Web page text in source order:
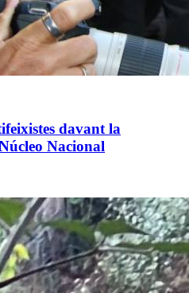
davant la
Nacional